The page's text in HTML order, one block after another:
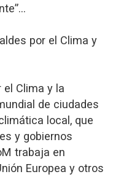
por el Clima y
el Clima y la
de ciudades
local, que
y gobiernos
trabaja en
Europea y otros